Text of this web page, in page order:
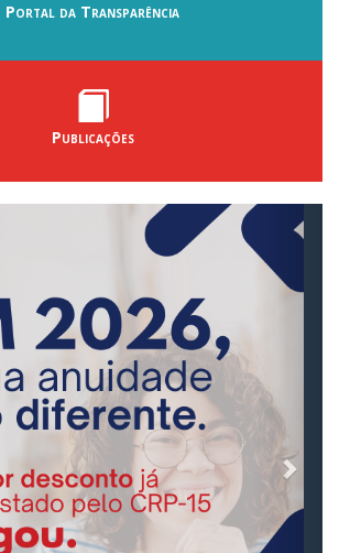
Portal da Transparência
Publicações